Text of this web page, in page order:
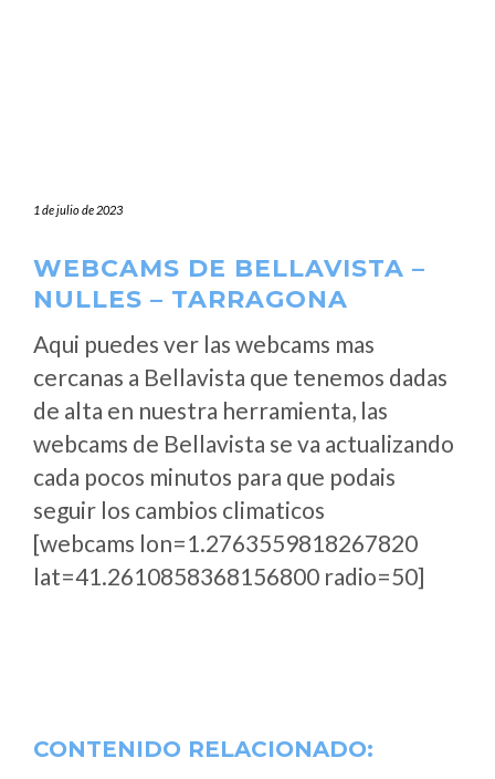
1 de julio de 2023
WEBCAMS DE BELLAVISTA –
NULLES – TARRAGONA
Aqui puedes ver las webcams mas
cercanas a Bellavista que tenemos dadas
de alta en nuestra herramienta, las
webcams de Bellavista se va actualizando
cada pocos minutos para que podais
seguir los cambios climaticos
[webcams lon=1.2763559818267820
lat=41.2610858368156800 radio=50]
CONTENIDO RELACIONADO: